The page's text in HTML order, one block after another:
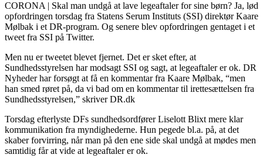
CORONA | Skal man undgå at lave legeaftaler for sine børn? Ja, lød
opfordringen torsdag fra Statens Serum Instituts (SSI) direktør Kaare
Mølbak i et DR-program. Og senere blev opfordringen gentaget i et
tweet fra SSI på Twitter.
Men nu er tweetet blevet fjernet. Det er sket efter, at
Sundhedsstyrelsen har modsagt SSI og sagt, at legeaftaler er ok. DR
Nyheder har forsøgt at få en kommentar fra Kaare Mølbak, “men
han smed røret på, da vi bad om en kommentar til irettesættelsen fra
Sundhedsstyrelsen,” skriver DR.dk
Torsdag efterlyste DFs sundhedsordfører Liselott Blixt mere klar
kommunikation fra myndighederne. Hun pegede bl.a. på, at det
skaber forvirring, når man på den ene side skal undgå at mødes men
samtidig får at vide at legeaftaler er ok.